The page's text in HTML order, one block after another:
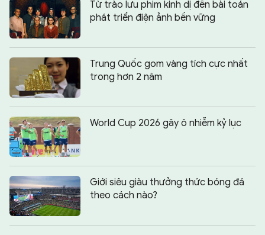
Từ trào lưu phim kinh dị đến bài toán
phát triển điện ảnh bền vững
Trung Quốc gom vàng tích cực nhất
trong hơn 2 năm
World Cup 2026 gây ô nhiễm kỷ lục
Giới siêu giàu thưởng thức bóng đá
theo cách nào?